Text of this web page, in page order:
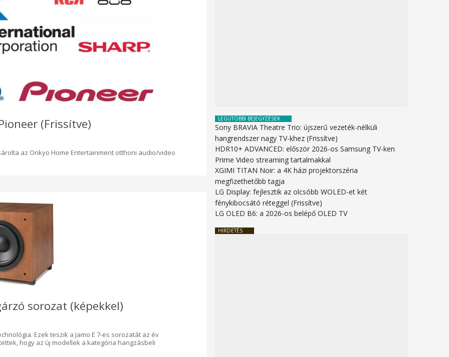
(Frissítve)
az Onkyo Home Entertainment otthoni audio/video
sorozat (képekkel)
Ezek teszik a Jamo E 7-es sorozatát az év
hogy az új modellek a kategória hangzásbeli
LEGUTÓBBI BEJEGYZÉSEK
Sony BRAVIA Theatre Trio: újszerű vezeték-nélküli
hangrendszer nagy TV-khez (Frissítve)
HDR10+ ADVANCED: először 2026-os Samsung TV-ken
Prime Video streaming tartalmakkal
XGIMI TITAN Noir: a 4K házi projektorszéria
megfizethetőbb tagja
LG Display: fejlesztik az olcsóbb WOLED-et két
fénykibocsátó réteggel (Frissítve)
LG OLED B6: a 2026-os belépő OLED TV
HIRDETÉS